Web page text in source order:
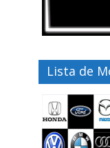
Lista de